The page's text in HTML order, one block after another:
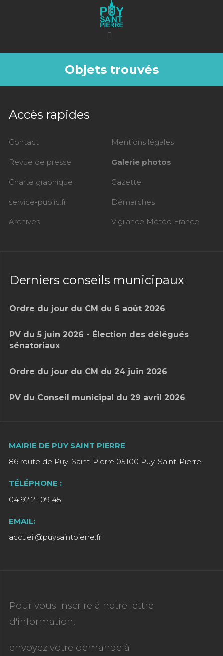
Objets trouvés
Accès rapides
Contact Mentions légales
Revue de presse Galerie photos
Charte graphique Gazette
service-public.fr Démarches
Archives Vigilance Météo France
Derniers conseils municipaux
Ordre du jour du CM du 6 août 2026
PV du 5 juin 2026 - Élection des délégués
sénatoriaux
Ordre du jour du CM du 24 juin 2026
PV du Conseil municipal du 29 avril 2026
MAIRIE DE PUY SAINT PIERRE
86 route de Puy-Saint-Pierre 05100 Puy-Saint-Pierre
TÉLÉPHONE :
04 92 21 09 45
EMAIL:
accueil@puysaintpierre.fr
Pour vous inscrire à notre lettre
d'information,
envoyez votre demande à